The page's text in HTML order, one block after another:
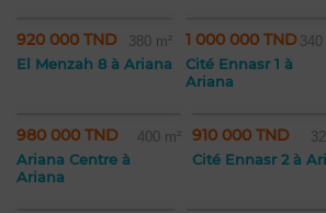
920 000 TND 380 m²
El Menzah 8 à Ariana
1 000 000 TND 340
Cité Ennasr 1 à
Ariana
980 000 TND 400 m²
Ariana Centre à
Ariana
910 000 TND
Cité Ennasr 2 à